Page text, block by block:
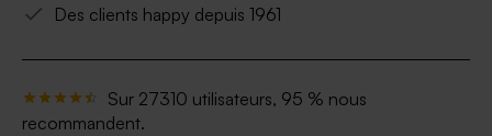
Des clients happy depuis 1961
Sur 27310 utilisateurs, 95 % nous
recommandent.